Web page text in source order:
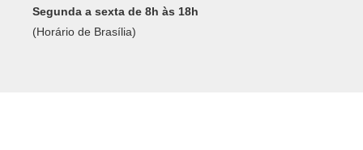
Segunda a sexta de 8h às 18h
(Horário de Brasília)